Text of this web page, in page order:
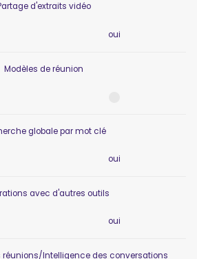
d'extraits vidéo
oui
Modèles de réunion
globale par mot clé
oui
avec d'autres outils
oui
réunions/Intelligence des conversations